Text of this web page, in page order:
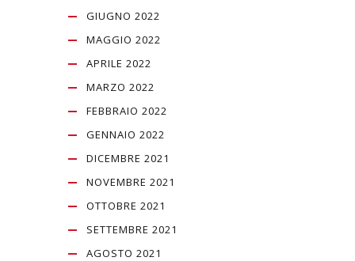
GIUGNO 2022
MAGGIO 2022
APRILE 2022
MARZO 2022
FEBBRAIO 2022
GENNAIO 2022
DICEMBRE 2021
NOVEMBRE 2021
OTTOBRE 2021
SETTEMBRE 2021
AGOSTO 2021